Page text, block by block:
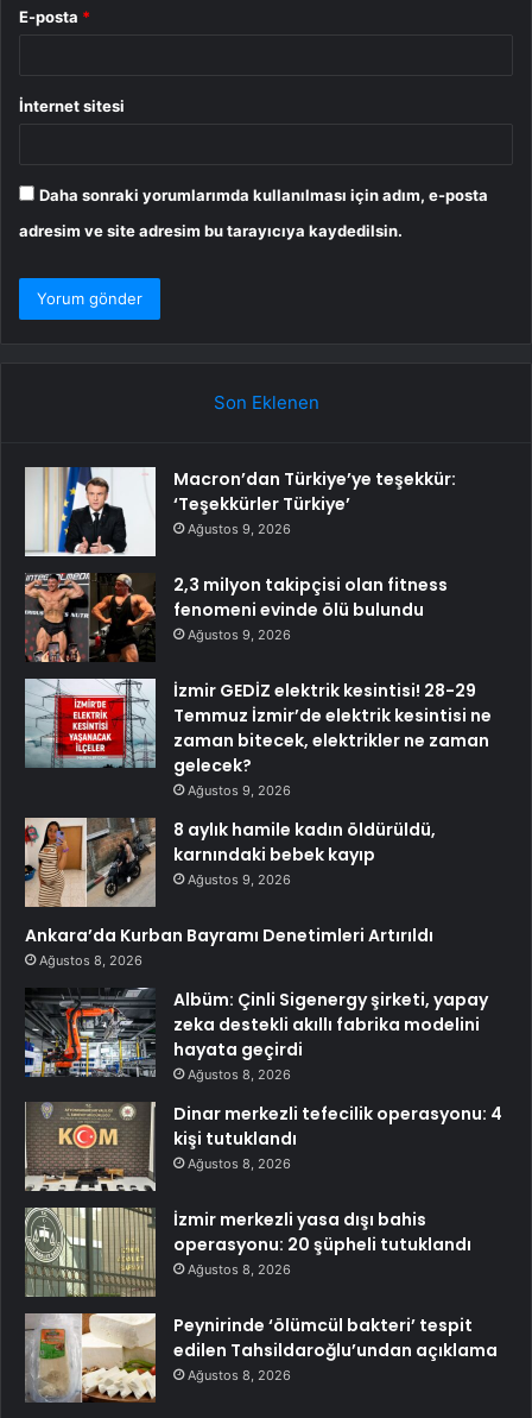
E-posta *
İnternet sitesi
Daha sonraki yorumlarımda kullanılması için adım, e-posta
adresim ve site adresim bu tarayıcıya kaydedilsin.
Son Eklenen
Macron’dan Türkiye’ye teşekkür:
‘Teşekkürler Türkiye’
Ağustos 9, 2026
2,3 milyon takipçisi olan fitness
fenomeni evinde ölü bulundu
Ağustos 9, 2026
İzmir GEDİZ elektrik kesintisi! 28-29
Temmuz İzmir’de elektrik kesintisi ne
zaman bitecek, elektrikler ne zaman
gelecek?
Ağustos 9, 2026
8 aylık hamile kadın öldürüldü,
karnındaki bebek kayıp
Ağustos 9, 2026
Ankara’da Kurban Bayramı Denetimleri Artırıldı
Ağustos 8, 2026
Albüm: Çinli Sigenergy şirketi, yapay
zeka destekli akıllı fabrika modelini
hayata geçirdi
Ağustos 8, 2026
Dinar merkezli tefecilik operasyonu: 4
kişi tutuklandı
Ağustos 8, 2026
İzmir merkezli yasa dışı bahis
operasyonu: 20 şüpheli tutuklandı
Ağustos 8, 2026
Peynirinde ‘ölümcül bakteri’ tespit
edilen Tahsildaroğlu’undan açıklama
Ağustos 8, 2026